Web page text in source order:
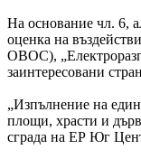
На основание чл. 6,
оценка на
ОВОС),
заинтересовани
„Изпълнение на
площи, храсти и
сграда на ЕР Юг